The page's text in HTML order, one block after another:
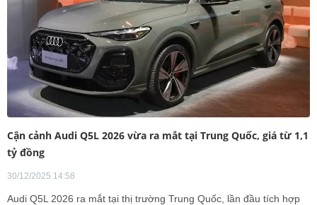
Cận cảnh Audi Q5L 2026 vừa ra mắt tại Trung Quốc, giá từ 1,1
tỷ đồng
30/12/2025 14:58
Audi Q5L 2026 ra mắt tại thị trường Trung Quốc, lần đầu tích hợp